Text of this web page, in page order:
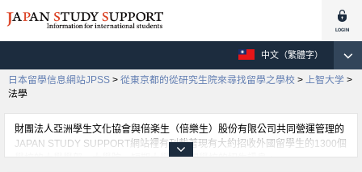
中文（繁體字）
日本留學信息網站JPSS > 從東京都的從研究生院來尋找留學之學校 > 上智大学 >
法學
財團法人亞洲學生文化協會與倍楽生（倍樂生）股份有限公司共同營運管理的
JAPAN STUDY SUPPORT網站裡有刊載著現有大約招收外國留學生的1300個
學校的大學學部、大學院、短期大學、專門學校的招生訊息。